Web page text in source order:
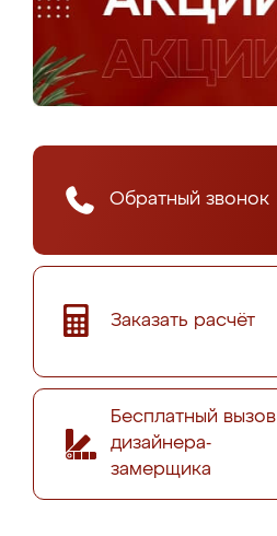
Обратный звонок
Заказать расчёт
Бесплатный вызов
дизайнера-
замерщика